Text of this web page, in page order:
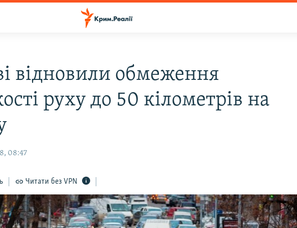
відновили обмеження
руху до 50 кілометрів на
08:47
Читати без VPN